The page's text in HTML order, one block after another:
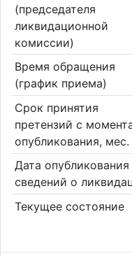
(председателя
ликвидационной
комиссии)
Время обращения
(график приема)
Срок принятия
претензий с
опубликования, мес.
Дата опубликования
сведений о
Текущее состояние